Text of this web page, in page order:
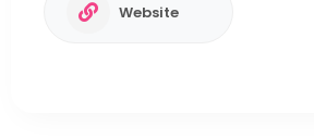
Website